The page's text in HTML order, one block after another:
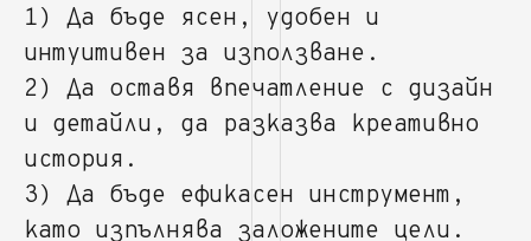
1) Да бъде ясен, удобен и
интуитивен за използване.
2) Да оставя впечатление с дизайн
и детайли, да разказва креативно
история.
3) Да бъде ефикасен инструмент,
като изпълнява заложените цели.